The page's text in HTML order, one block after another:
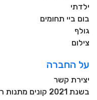
ילדתי
בום ביי תחומים
גולף
צילום
על החברה
יצירת קשר
בשנת 2021 קונים מתנות רק מעסקים כחול לבן!